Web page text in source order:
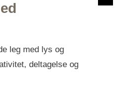
leg med lys og
deltagelse og